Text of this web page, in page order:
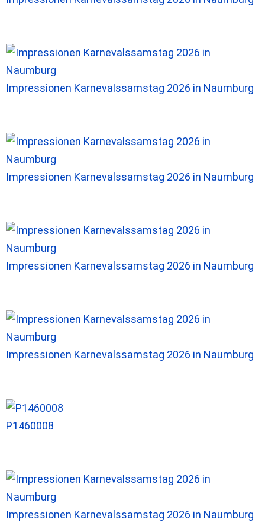
Impressionen Karnevalssamstag 2026 in Naumburg
Impressionen Karnevalssamstag 2026 in Naumburg
Impressionen Karnevalssamstag 2026 in Naumburg
Impressionen Karnevalssamstag 2026 in Naumburg
P1460008
Impressionen Karnevalssamstag 2026 in Naumburg